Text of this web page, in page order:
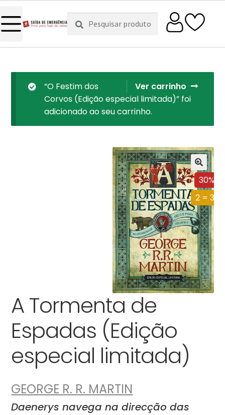
Pesquisar
por:
Pesquisa
Ver carrinho
“O Festim dos
Corvos (Edição especial limitada)” foi
adicionado ao seu carrinho.
30%
2 = 3
A Tormenta de
Espadas (Edição
especial limitada)
GEORGE R. R. MARTIN
Daenerys navega na direcção das